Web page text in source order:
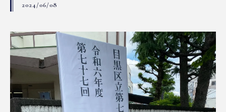
2024/06/08